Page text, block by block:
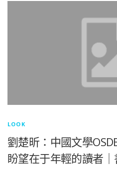
LOOK
劉楚昕：中國文學
盼望在于年輕的讀者